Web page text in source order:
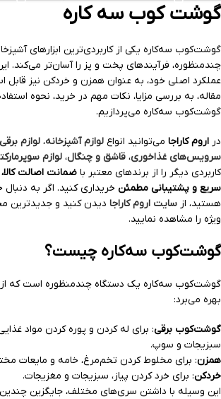
گوشت کوب سه کاره
گوشت‌کوب سه‌کاره یکی از کاربردی‌ترین ابزارهای
چندمنظوره، فرآیندهای پخت و پز را آسان‌تر می‌کند.
عملکرد اصلی خود، به عنوان همزن و خردکن نیز قابل
مقاله، به بررسی مزایا، نکات مهم در خرید، نحوه
گوشت‌کوب سه‌کاره می‌پردازیم.
در اروم کاراجا می‌توانید انواع لوازم آشپزخانه، لوازم برقی
سرویس‌های غذاخوری، قاشق و چنگال، لوازم
کاربردی دیگر را از برندهای معتبر با ضمانت اصالت
سریع و پشتیبانی مطمئن خریداری کنید. اگر به
هستید، از سایت اروم کاراجا دیدن کنید و جدیدترین
ویژه را مشاهده نمایید.
گوشت‌کوب سه‌کاره چیست؟
گوشت‌کوب سه‌کاره یک دستگاه چندمنظوره است که
بهره می‌برد:
گوشت‌کوب برقی: برای له کردن و پوره کردن مواد
سبزیجات و سوپ.
همزن: برای مخلوط کردن تخم‌مرغ، خامه و مایعات
خردکن: برای خرد کردن پیاز، سبزیجات و مغزیجات.
این وسیله با داشتن سری‌های مختلف، جایگزین چندین